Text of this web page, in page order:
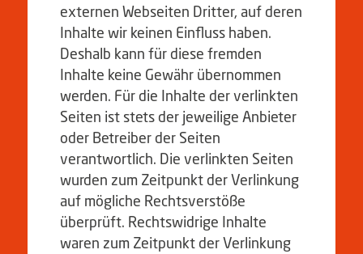
externen Webseiten Dritter, auf deren
Inhalte wir keinen Einfluss haben.
Deshalb kann für diese fremden
Inhalte keine Gewähr übernommen
werden. Für die Inhalte der verlinkten
Seiten ist stets der jeweilige Anbieter
oder Betreiber der Seiten
verantwortlich. Die verlinkten Seiten
wurden zum Zeitpunkt der Verlinkung
auf mögliche Rechtsverstöße
überprüft. Rechtswidrige Inhalte
waren zum Zeitpunkt der Verlinkung